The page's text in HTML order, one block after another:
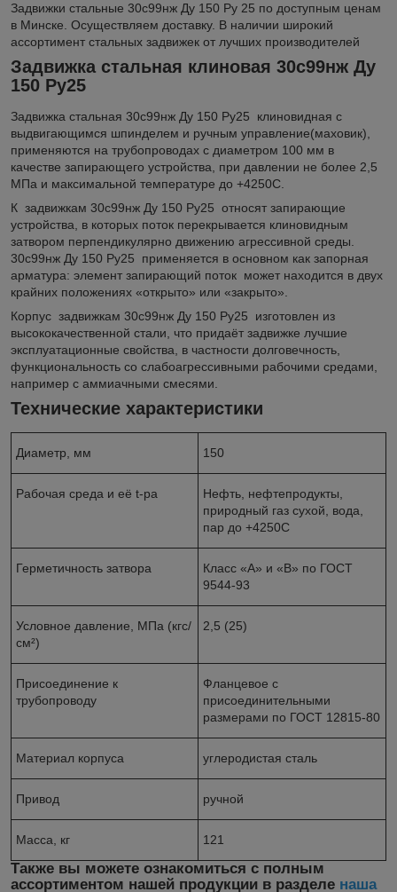
Задвижки стальные 30с99нж Ду 150 Ру 25 по доступным ценам
в Минске. Осуществляем доставку. В наличии широкий
ассортимент стальных задвижек от лучших производителей
Задвижка стальная клиновая 30с99нж Ду
150 Ру25
Задвижка стальная 30с99нж Ду 150 Ру25 клиновидная с
выдвигающимся шпинделем и ручным управление(маховик),
применяются на трубопроводах с диаметром 100 мм в
качестве запирающего устройства, при давлении не более 2,5
МПа и максимальной температуре до +4250C.
К задвижкам 30с99нж Ду 150 Ру25 относят запирающие
устройства, в которых поток перекрывается клиновидным
затвором перпендикулярно движению агрессивной среды.
30с99нж Ду 150 Ру25 применяется в основном как запорная
арматура: элемент запирающий поток может находится в двух
крайних положениях «открыто» или «закрыто».
Корпус задвижкам 30с99нж Ду 150 Ру25 изготовлен из
высококачественной стали, что придаёт задвижке лучшие
эксплуатационные свойства, в частности долговечность,
функциональность со слабоагрессивными рабочими средами,
например с аммиачными смесями.
Технические характеристики
Диаметр, мм 150
Рабочая среда и её t-ра
Нефть, нефтепродукты,
природный газ сухой, вода,
пар до +4250С
Герметичность затвора
Класс «А» и «В» по ГОСТ
9544-93
Условное давление, МПа (кгс/
см²)
2,5 (25)
Присоединение к
трубопроводу
Фланцевое с
присоединительными
размерами по ГОСТ 12815-80
Материал корпуса углеродистая сталь
Привод ручной
Масса, кг 121
Также вы можете ознакомиться с полным
ассортиментом нашей продукции в разделе наша